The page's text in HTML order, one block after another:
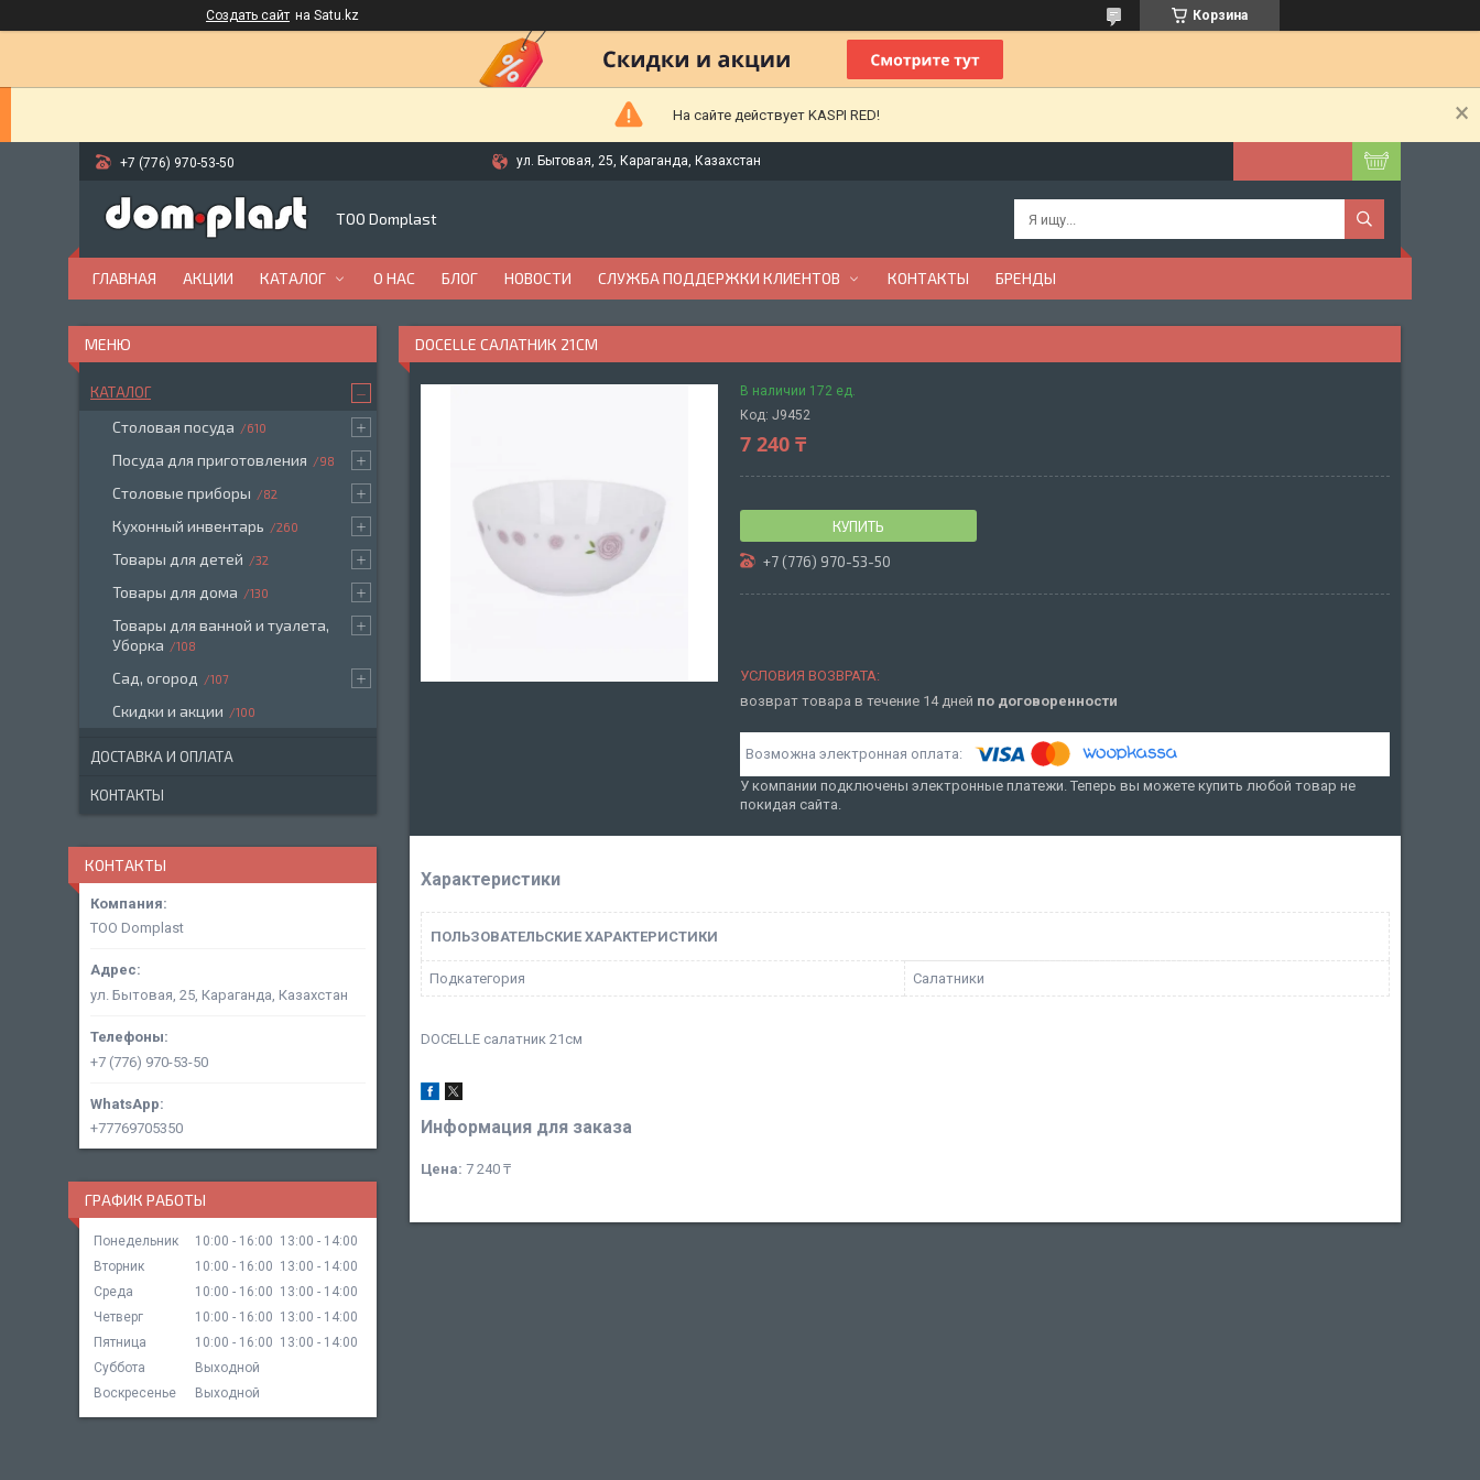
Создать сайт на Satu.kz Корзина
На сайте действует KASPI RED!
+7 (776) 970-53-50 ул. Бытовая, 25, Караганда, Казахстан
ТОО Domplast
ГЛАВНАЯ АКЦИИ КАТАЛОГ О НАС БЛОГ НОВОСТИ СЛУЖБА ПОДДЕРЖКИ КЛИЕНТОВ КОНТАКТЫ БРЕНДЫ
DOCELLE САЛАТНИК 21СМ
В наличии 172 ед.
Код: J9452
7 240 ₸
КУПИТЬ
+7 (776) 970-53-50
возврат товара в течение 14 дней по договоренности
У компании подключены электронные платежи. Теперь вы можете купить любой товар не
покидая сайта.
Характеристики
ПОЛЬЗОВАТЕЛЬСКИЕ ХАРАКТЕРИСТИКИ
Подкатегория Салатники
DOCELLE салатник 21см
Информация для заказа
Цена: 7 240 ₸
КАТАЛОГ
Столовая посуда 610
Посуда для приготовления 98
Столовые приборы 82
Кухонный инвентарь 260
Товары для детей 32
Товары для дома 130
Товары для ванной и туалета,
Уборка
108
Сад, огород 107
Скидки и акции 100
ДОСТАВКА И ОПЛАТА
КОНТАКТЫ
КОНТАКТЫ
ТОО Domplast
ул. Бытовая, 25, Караганда, Казахстан
+7 (776) 970-53-50
+77769705350
ГРАФИК РАБОТЫ
Понедельник 10:00 16:00 13:00
14:00
Вторник
10:00 16:00 13:00
14:00
Среда
10:00 16:00 13:00
14:00
Четверг
10:00 16:00 13:00
14:00
Пятница
10:00 16:00 13:00
14:00
Суббота
Выходной
Воскресенье
Выходной